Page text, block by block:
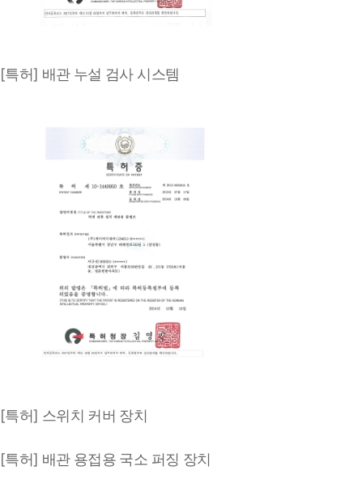
[특허] 배관 누설 검사 시스템
[특허] 스위치 커버 장치
[특허] 배관 용접용 국소 퍼징 장치